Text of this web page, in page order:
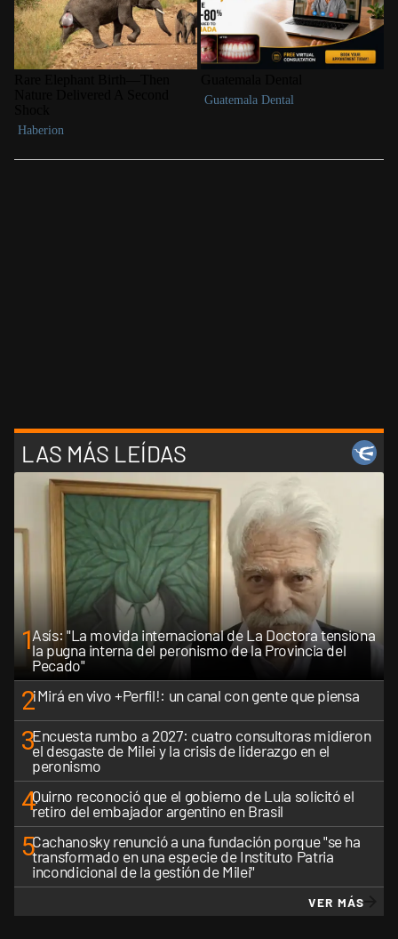
LAS MÁS LEÍDAS
1Asís: "La movida internacional de La Doctora tensiona
la pugna interna del peronismo de la Provincia del
Pecado"
2¡Mirá en vivo +Perfil!: un canal con gente que piensa
3Encuesta rumbo a 2027: cuatro consultoras midieron
el desgaste de Milei y la crisis de liderazgo en el
peronismo
4Quirno reconoció que el gobierno de Lula solicitó el
retiro del embajador argentino en Brasil
5Cachanosky renunció a una fundación porque "se ha
transformado en una especie de Instituto Patria
incondicional de la gestión de Milei"
VER MÁS